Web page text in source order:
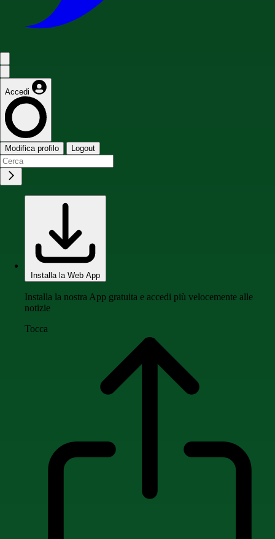
Accedi
Modifica profilo Logout
Installa la Web App
Installa la nostra App gratuita e accedi più velocemente alle
notizie
Tocca